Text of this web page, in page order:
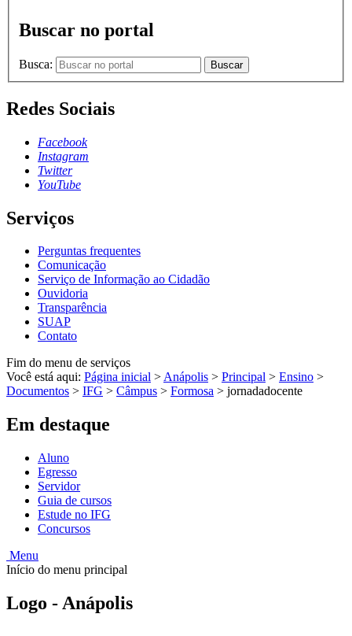
Buscar no portal
Busca: Buscar
Redes Sociais
Facebook
Instagram
Twitter
YouTube
Serviços
Perguntas frequentes
Comunicação
Serviço de Informação ao Cidadão
Ouvidoria
Transparência
SUAP
Contato
Fim do menu de serviços
Você está aqui: Página inicial >Anápolis > Principal > Ensino >
Documentos > IFG > Câmpus > Formosa > jornadadocente
Em destaque
Aluno
Egresso
Servidor
Guia de cursos
Estude no IFG
Concursos
Menu
Início do menu principal
Logo - Anápolis